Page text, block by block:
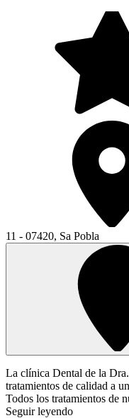
11 - 07420, Sa Pobla
La clínica Dental de la
tratamientos de calidad a
Todos los tratamientos de
Seguir leyendo